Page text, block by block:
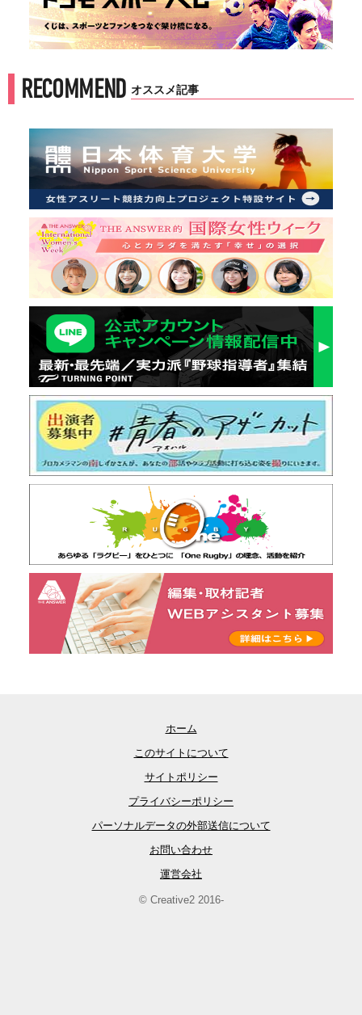
RECOMMEND オススメ記事
ホーム
このサイトについて
サイトポリシー
プライバシーポリシー
パーソナルデータの外部送信について
お問い合わせ
運営会社
© Creative2 2016-